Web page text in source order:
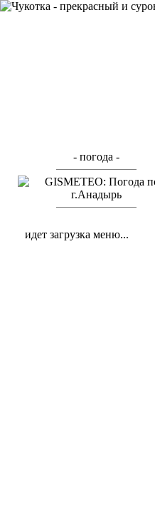
идет загрузка меню...
- погода -